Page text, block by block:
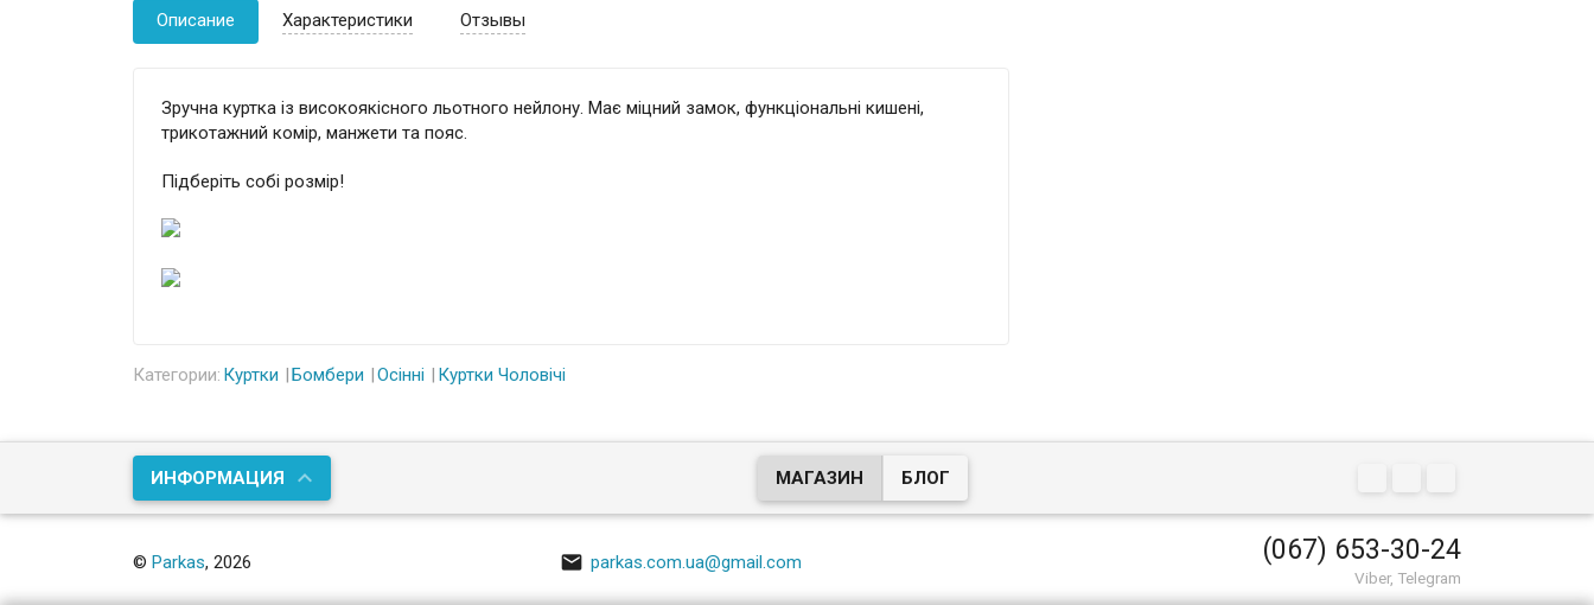
Описание Характеристики Отзывы
Зручна куртка із високоякісного льотного нейлону. Має міцний замок, функціональні кишені,
трикотажний комір, манжети та пояс.
Підберіть собі розмір!
Категории: Куртки Бомбери Осінні Куртки Чоловічі
ИНФОРМАЦИЯ МАГАЗИН БЛОГ
©Parkas, 2026  parkas.com.ua@gmail.com (067) 653-30-24
Viber, Telegram